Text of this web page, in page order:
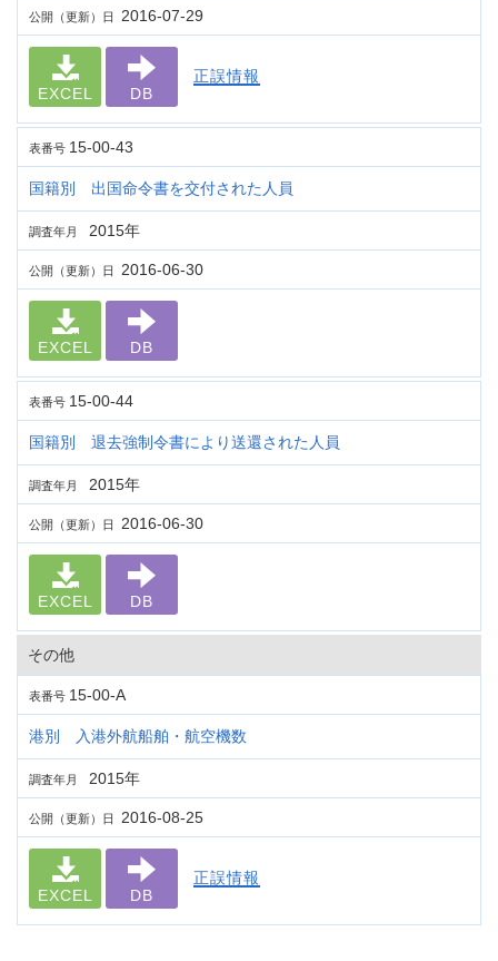
公開（更新）日 2016-07-29
EXCEL DB
正誤情報
表番号 15-00-43
国籍別 出国命令書を交付された人員
調査年月 2015年
公開（更新）日 2016-06-30
EXCEL DB
表番号 15-00-44
国籍別 退去強制令書により送還された人員
調査年月 2015年
公開（更新）日 2016-06-30
EXCEL DB
その他
表番号 15-00-A
港別 入港外航船舶・航空機数
調査年月 2015年
公開（更新）日 2016-08-25
EXCEL DB
正誤情報